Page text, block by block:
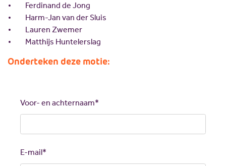
Ferdinand de Jong
Harm-Jan van der Sluis
Lauren Zwemer
Matthijs Huntelerslag
Onderteken deze motie:
backVoor- en achternaam*
E-mail*